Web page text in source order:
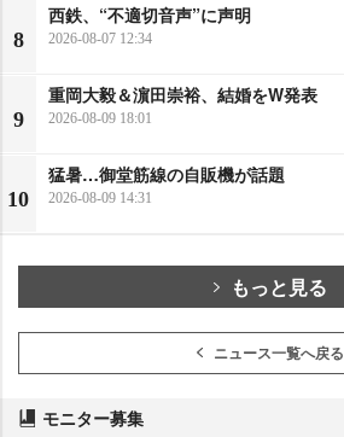
8
西鉄、“不適切音声”に声明
2026-08-07 12:34
9
重岡大毅＆濵田崇裕、結婚をW発表
2026-08-09 18:01
10
猛暑…御堂筋線の自販機が話題
2026-08-09 14:31
もっと見る
ニュース一覧へ戻る
モニター募集